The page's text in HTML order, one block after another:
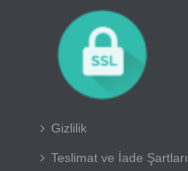
Gizlilik
Teslimat ve İade Şartları